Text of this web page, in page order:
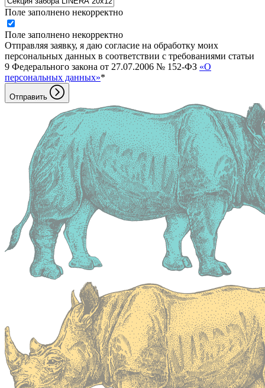
Поле заполнено некорректно
Поле заполнено некорректно
Отправляя заявку, я даю согласие на обработку моих
персональных данных в соответствии с требованиями статьи
9 Федерального закона от 27.07.2006 № 152-ФЗ «О
персональных данных»*
Отправить